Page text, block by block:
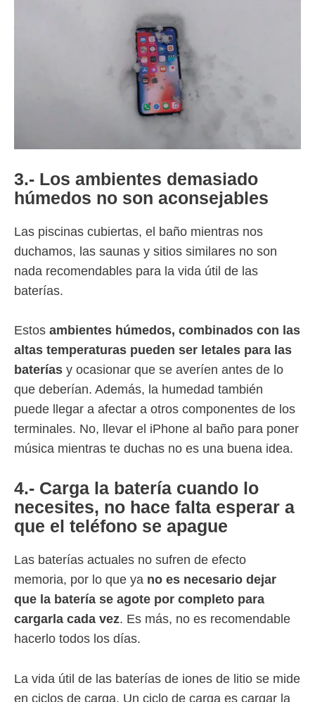
3.- Los ambientes demasiado
húmedos no son aconsejables
Las piscinas cubiertas, el baño mientras nos
duchamos, las saunas y sitios similares no son
nada recomendables para la vida útil de las
baterías.
Estos ambientes húmedos, combinados con las
altas temperaturas pueden ser letales para las
baterías y ocasionar que se averíen antes de lo
que deberían. Además, la humedad también
puede llegar a afectar a otros componentes de los
terminales. No, llevar el iPhone al baño para poner
música mientras te duchas no es una buena idea.
4.- Carga la batería cuando lo
necesites, no hace falta esperar a
que el teléfono se apague
Las baterías actuales no sufren de efecto
memoria, por lo que ya no es necesario dejar
que la batería se agote por completo para
cargarla cada vez. Es más, no es recomendable
hacerlo todos los días.
La vida útil de las baterías de iones de litio se mide
en ciclos de carga. Un ciclo de carga es cargar la